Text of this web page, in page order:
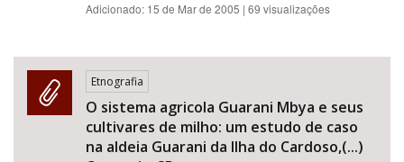
Adicionado: 15 de Mar de 2005 | 69 visualizações
Etnografia
O sistema agricola Guarani Mbya e seus
cultivares de milho: um estudo de caso
na aldeia Guarani da Ilha do Cardoso,(...)